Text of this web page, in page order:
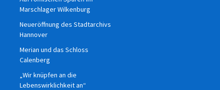
Marschlager Wilkenburg
Neueröffnung des Stadtarchivs
Hannover
Merian und das Schloss
Calenberg
„Wir knüpfen an die
Lebenswirklichkeit an“